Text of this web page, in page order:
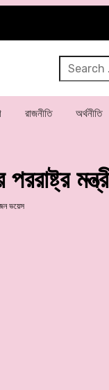
রাজনীতি অর্থনীতি
ভয়েস